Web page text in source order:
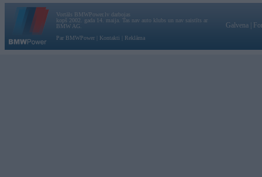
Vortāls BMWPower.lv darbojas
kopš 2002. gada 14. maija. Tas nav auto klubs un nav saistīts ar
BMW AG.
Par BMWPower
Kontakti Reklāma
Galvena